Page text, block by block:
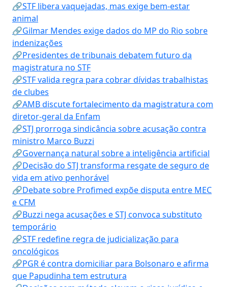
🔗STF libera vaquejadas, mas exige bem-estar
animal
🔗Gilmar Mendes exige dados do MP do Rio sobre
indenizações
🔗Presidentes de tribunais debatem futuro da
magistratura no STF
🔗STF valida regra para cobrar dívidas trabalhistas
de clubes
🔗AMB discute fortalecimento da magistratura com
diretor-geral da Enfam
🔗STJ prorroga sindicância sobre acusação contra
ministro Marco Buzzi
🔗Governança natural sobre a inteligência artificial
🔗Decisão do STJ transforma resgate de seguro de
vida em ativo penhorável
🔗Debate sobre Profimed expõe disputa entre MEC
e CFM
🔗Buzzi nega acusações e STJ convoca substituto
temporário
🔗STF redefine regra de judicialização para
oncológicos
🔗PGR é contra domiciliar para Bolsonaro e afirma
que Papudinha tem estrutura